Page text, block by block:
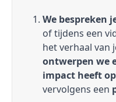
We bespreken
of tijdens een
het verhaal van
ontwerpen we
impact heeft
vervolgens een